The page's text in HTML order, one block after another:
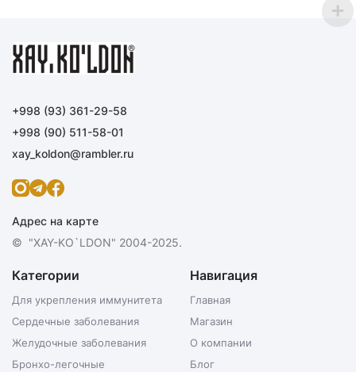
+998 (93) 361-29-58
+998 (90) 511-58-01
xay_koldon@rambler.ru
Адрес на карте
© "XAY-KO`LDON" 2004-2025.
Навигация
Главная
Магазин
О компании
Блог
Категории
Для укрепления иммунитета
Сердечные заболевания
Желудочные заболевания
Бронхо-легочные